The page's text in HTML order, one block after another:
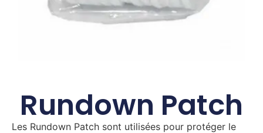
Rundown Patch
Les Rundown Patch sont utilisées pour protéger le